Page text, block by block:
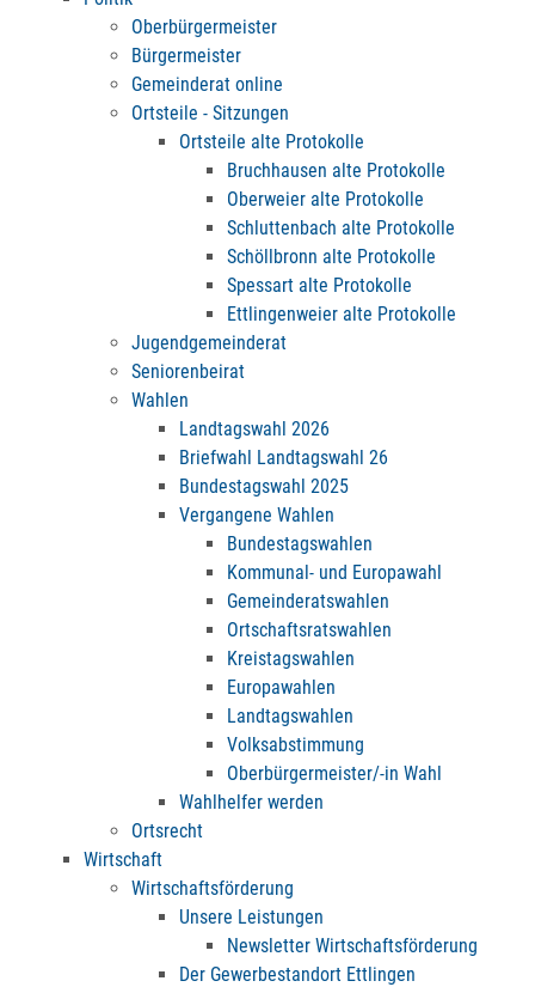
Oberbürgermeister
Bürgermeister
Gemeinderat online
Ortsteile - Sitzungen
Ortsteile alte Protokolle
Bruchhausen alte Protokolle
Oberweier alte Protokolle
Schluttenbach alte Protokolle
Schöllbronn alte Protokolle
Spessart alte Protokolle
Ettlingenweier alte Protokolle
Jugendgemeinderat
Seniorenbeirat
Wahlen
Landtagswahl 2026
Briefwahl Landtagswahl 26
Bundestagswahl 2025
Vergangene Wahlen
Bundestagswahlen
Kommunal- und Europawahl
Gemeinderatswahlen
Ortschaftsratswahlen
Kreistagswahlen
Europawahlen
Landtagswahlen
Volksabstimmung
Oberbürgermeister/-in Wahl
Wahlhelfer werden
Ortsrecht
Wirtschaft
Wirtschaftsförderung
Unsere Leistungen
Newsletter Wirtschaftsförderung
Der Gewerbestandort Ettlingen